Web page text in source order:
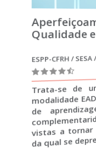
Qualidade
ESPP-CFRH /
Trata-se de
modalidade
de
vistas a tornar
da qual se